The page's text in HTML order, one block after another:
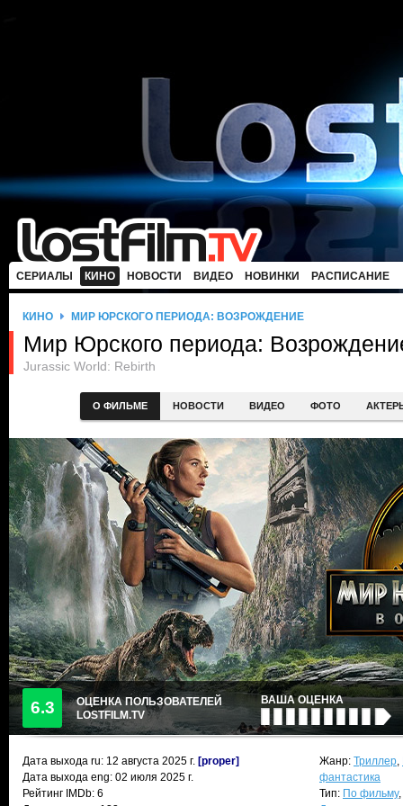
СЕРИАЛЫ КИНО НОВОСТИ ВИДЕО НОВИНКИ РАСПИСАНИЕ
КИНО МИР ЮРСКОГО ПЕРИОДА: ВОЗРОЖДЕНИЕ
Мир Юрского периода:
Jurassic World: Rebirth
О ФИЛЬМЕ НОВОСТИ ВИДЕО ФОТО
6.3
ОЦЕНКА ПОЛЬЗОВАТЕЛЕЙ
LOSTFILM.TV
ВАША ОЦЕНКА
Дата выхода ru: 12 августа 2025 г. [proper]
Дата выхода eng: 02 июля 2025 г.
Рейтинг IMDb: 6
Жанр: Триллер,
фантастика
Тип: По фильму,